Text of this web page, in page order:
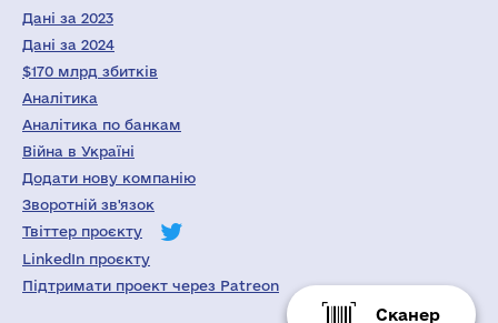
Сканер
Дані за 2023
Дані за 2024
$170 млрд збитків
Аналітика
Аналітика по банкам
Війна в Україні
Додати нову компанію
Зворотній зв'язок
Твіттер проєкту
LinkedIn проєкту
Підтримати проект через Patreon